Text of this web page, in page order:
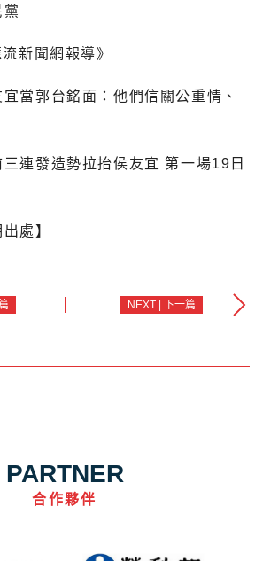
新聞網報導》
當郭台銘面：他們信關公重情、
三連發造勢拉抬侯友宜 第一場19日
處】
NEXT | 下一篇
PARTNER
合作夥伴